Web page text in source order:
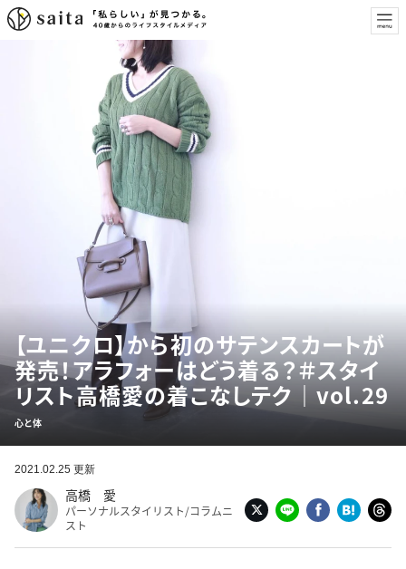
【ユニクロ】から初のサテンスカートが
発売！アラフォーはどう着る？＃スタイ
リスト高橋愛の着こなしテク｜vol.29
心と体
2021.02.25 更新
高橋 愛
パーソナルスタイリスト/コラムニ
スト